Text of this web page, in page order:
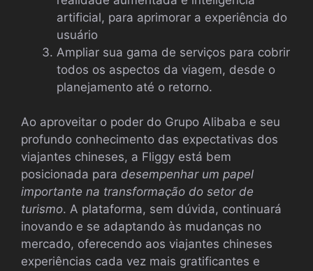
artificial, para aprimorar a experiência do
usuário
Ampliar sua gama de serviços para cobrir
todos os aspectos da viagem, desde o
planejamento até o retorno.
Ao aproveitar o poder do Grupo Alibaba e seu
profundo conhecimento das expectativas dos
viajantes chineses, a Fliggy está bem
posicionada para desempenhar um papel
importante na transformação do setor de
turismo. A plataforma, sem dúvida, continuará
inovando e se adaptando às mudanças no
mercado, oferecendo aos viajantes chineses
experiências cada vez mais gratificantes e